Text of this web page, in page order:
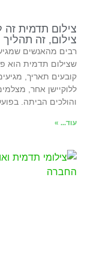
צילום תדמית זה
צילום, זה תהליך
רבים מהאנשים
שצילום תדמית הוא
קובעים תאריך,
ללוקיישן אחר,
והולכים הביתה.
עוד... »